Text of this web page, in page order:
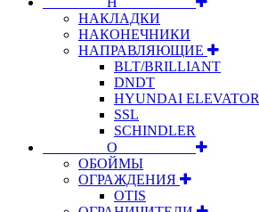
НАКЛАДКИ
НАКОНЕЧНИКИ
НАПРАВЛЯЮЩИЕ
BLT/BRILLIANT
DNDT
HYUNDAI ELEVATOR
SSL
SCHINDLER
⠀⠀⠀⠀⠀⠀О⠀⠀⠀⠀⠀⠀⠀
ОБОЙМЫ
ОГРАЖДЕНИЯ
OTIS